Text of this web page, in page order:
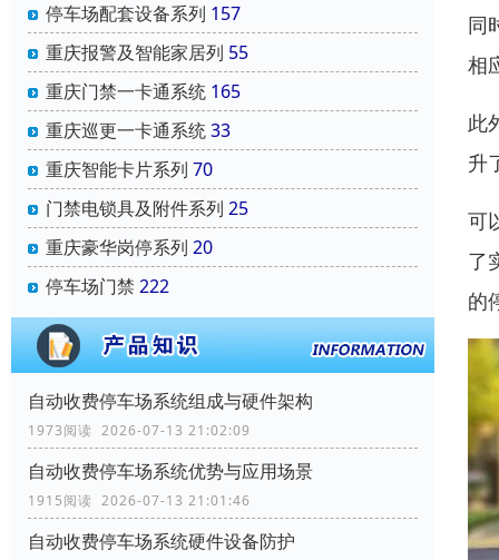
停车场配套设备系列 157
重庆报警及智能家居列 55
重庆门禁一卡通系统 165
重庆巡更一卡通系统33
重庆智能卡片系列 70
门禁电锁具及附件系列 25
重庆豪华岗停系列 20
停车场门禁 222
自动收费停车场系统组成与硬件架构
1973阅读 2026-07-13 21:02:09
自动收费停车场系统优势与应用场景
1915阅读 2026-07-13 21:01:46
自动收费停车场系统硬件设备防护
同
相
此
升
可
了
的